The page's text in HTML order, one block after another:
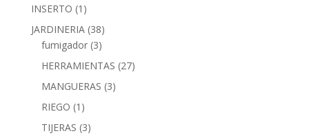
INSERTO (1)
JARDINERIA (38)
fumigador (3)
HERRAMIENTAS (27)
MANGUERAS (3)
RIEGO (1)
TIJERAS (3)